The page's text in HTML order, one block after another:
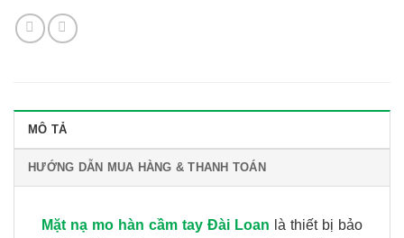
MÔ TẢ
HƯỚNG DẪN MUA HÀNG & THANH TOÁN
Mặt nạ mo hàn cầm tay Đài Loan là thiết bị bảo